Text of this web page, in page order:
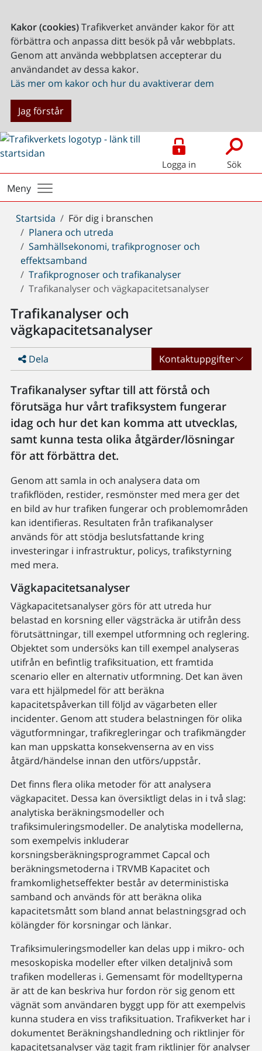
Kakor (cookies)Trafikverket använder kakor för att
förbättra och anpassa ditt besök på vår webbplats.
Genom att använda webbplatsen accepterar du
användandet av dessa kakor.
Läs mer om kakor och hur du avaktiverar dem
Jag förstår
Logga in Sök
Meny
Du
är
här:
Startsida
För dig i branschen
Planera och utreda
Samhällsekonomi, trafikprognoser och
effektsamband
Trafikprognoser och trafikanalyser
Trafikanalyser och vägkapacitetsanalyser
Trafikanalyser och
vägkapacitetsanalyser
Dela Kontaktuppgifter
Trafikanalyser syftar till att förstå och
förutsäga hur vårt trafiksystem fungerar
idag och hur det kan komma att utvecklas,
samt kunna testa olika åtgärder/lösningar
för att förbättra det.
Genom att samla in och analysera data om
trafikflöden, restider, resmönster med mera ger det
en bild av hur trafiken fungerar och problemområden
kan identifieras. Resultaten från trafikanalyser
används för att stödja beslutsfattande kring
investeringar i infrastruktur, policys, trafikstyrning
med mera.
Vägkapacitetsanalyser
Vägkapacitetsanalyser görs för att utreda hur
belastad en korsning eller vägsträcka är utifrån dess
förutsättningar, till exempel utformning och reglering.
Objektet som undersöks kan till exempel analyseras
utifrån en befintlig trafiksituation, ett framtida
scenario eller en alternativ utformning. Det kan även
vara ett hjälpmedel för att beräkna
kapacitetspåverkan till följd av vägarbeten eller
incidenter. Genom att studera belastningen för olika
vägutformningar, trafikregleringar och trafikmängder
kan man uppskatta konsekvenserna av en viss
åtgärd/händelse innan den utförs/uppstår.
Det finns flera olika metoder för att analysera
vägkapacitet. Dessa kan översiktligt delas in i två slag:
analytiska beräkningsmodeller och
trafiksimuleringsmodeller. De analytiska modellerna,
som exempelvis inkluderar
korsningsberäkningsprogrammet Capcal och
beräkningsmetoderna i TRVMB Kapacitet och
framkomlighetseffekter består av deterministiska
samband och används för att beräkna olika
kapacitetsmått som bland annat belastningsgrad och
kölängder för korsningar och länkar.
Trafiksimuleringsmodeller kan delas upp i mikro- och
mesoskopiska modeller efter vilken detaljnivå som
trafiken modelleras i. Gemensamt för modelltyperna
är att de kan beskriva hur fordon rör sig genom ett
vägnät som användaren byggt upp för att exempelvis
kunna studera en viss trafiksituation. Trafikverket har i
dokumentet Beräkningshandledning och riktlinjer för
kapacitetsanalyser väg tagit fram riktlinjer för analyser